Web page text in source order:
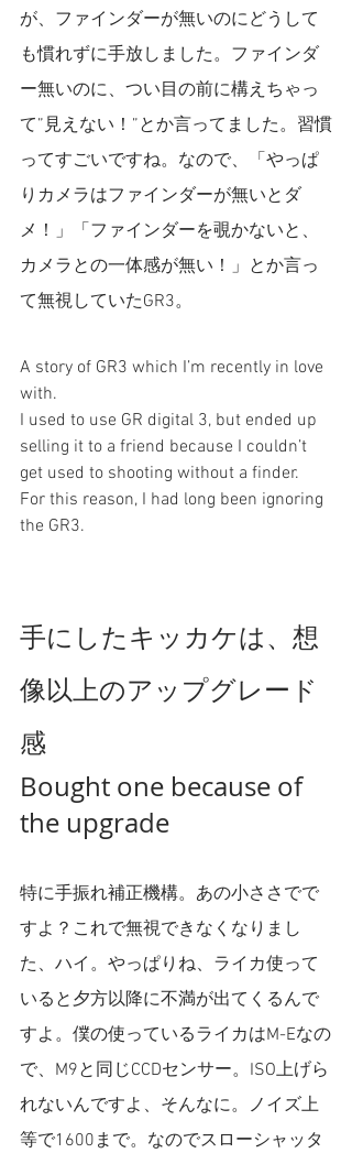
が、ファインダーが無いのにどうして
も慣れずに手放しました。ファインダ
ー無いのに、つい目の前に構えちゃっ
て”見えない！”とか言ってました。習慣
ってすごいですね。なので、「やっぱ
りカメラはファインダーが無いとダ
メ！」「ファインダーを覗かないと、
カメラとの一体感が無い！」とか言っ
て無視していたGR3。
A story of GR3 which I’m recently in love
with.
I used to use GR digital 3, but ended up
selling it to a friend because I couldn’t
get used to shooting without a finder.
For this reason, I had long been ignoring
the GR3.
手にしたキッカケは、想
像以上のアップグレード
感
Bought one because of
the upgrade
特に手振れ補正機構。あの小ささでで
すよ？これで無視できなくなりまし
た、ハイ。やっぱりね、ライカ使って
いると夕方以降に不満が出てくるんで
すよ。僕の使っているライカはM-Eなの
で、M9と同じCCDセンサー。ISO上げら
れないんですよ、そんなに。ノイズ上
等で1600まで。なのでスローシャッタ